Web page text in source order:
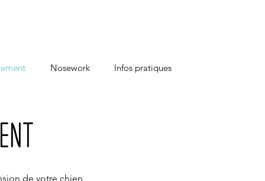
Nosework Infos pratiques
de votre chien,